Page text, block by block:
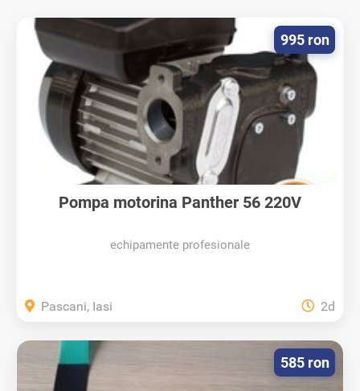
Pompa motorina Panther 56 220V
echipamente profesionale
995 ron
Pascani, Iasi 2d
585 ron